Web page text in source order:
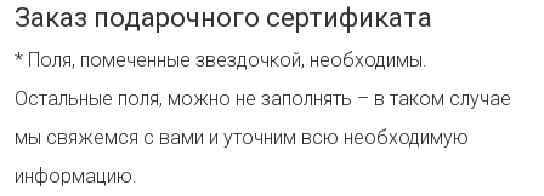
Заказ подарочного сертификата
* Поля, помеченные звездочкой, необходимы.
Остальные поля, можно не заполнять – в таком случае
мы свяжемся с вами и уточним всю необходимую
информацию.